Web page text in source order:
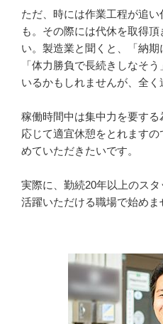
ただ、時には作業工程が追
も。その際には代休を取得
い。製造業と聞くと、「納期
「体力勝負で長続きしなそ
いるかもしれませんが、全く
稼働時間中は集中力を要す
応じて適宜休憩をとれます
めていただきたいです。
実際に、勤続20年以上のス
活躍いただける職場で始めま